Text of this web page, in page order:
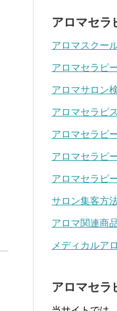
アロマセラ
アロマスクー
アロマセラピ
アロマサロン
アロマセラピ
アロマセラピ
アロマセラピ
アロマセラピ
サロン集客方
アロマ関連商
メディカルア
アロマセラ